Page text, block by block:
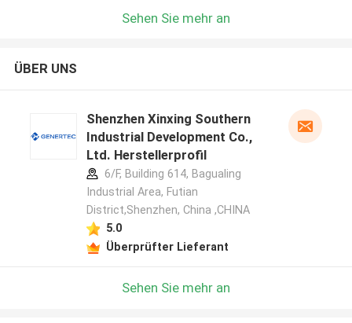
Sehen Sie mehr an
ÜBER UNS
Shenzhen Xinxing Southern
Industrial Development Co.,
Ltd. Herstellerprofil
6/F, Building 614, Bagualing
Industrial Area, Futian
District,Shenzhen, China ,CHINA
5.0
Überprüfter Lieferant
Sehen Sie mehr an